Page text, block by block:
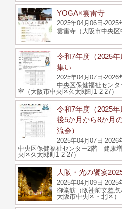
YOGA×雲雷寺
2025年04月06日-2025
雲雷寺（大阪市中央区
令和7年度（2025
集い
2025年04月07日-2026
中央区保健福祉セン
室（大阪市中央区久太郎町1-2-27）
令和7年度（2025
後5か月から8か月
流会）
2025年04月07日-2026
中央区保健福祉センター2階 健康
央区久太郎町1-2-27）
大阪・光の饗宴
2025年04月09日-2025
御堂筋（阪神前交差
大阪市中央区・北区）